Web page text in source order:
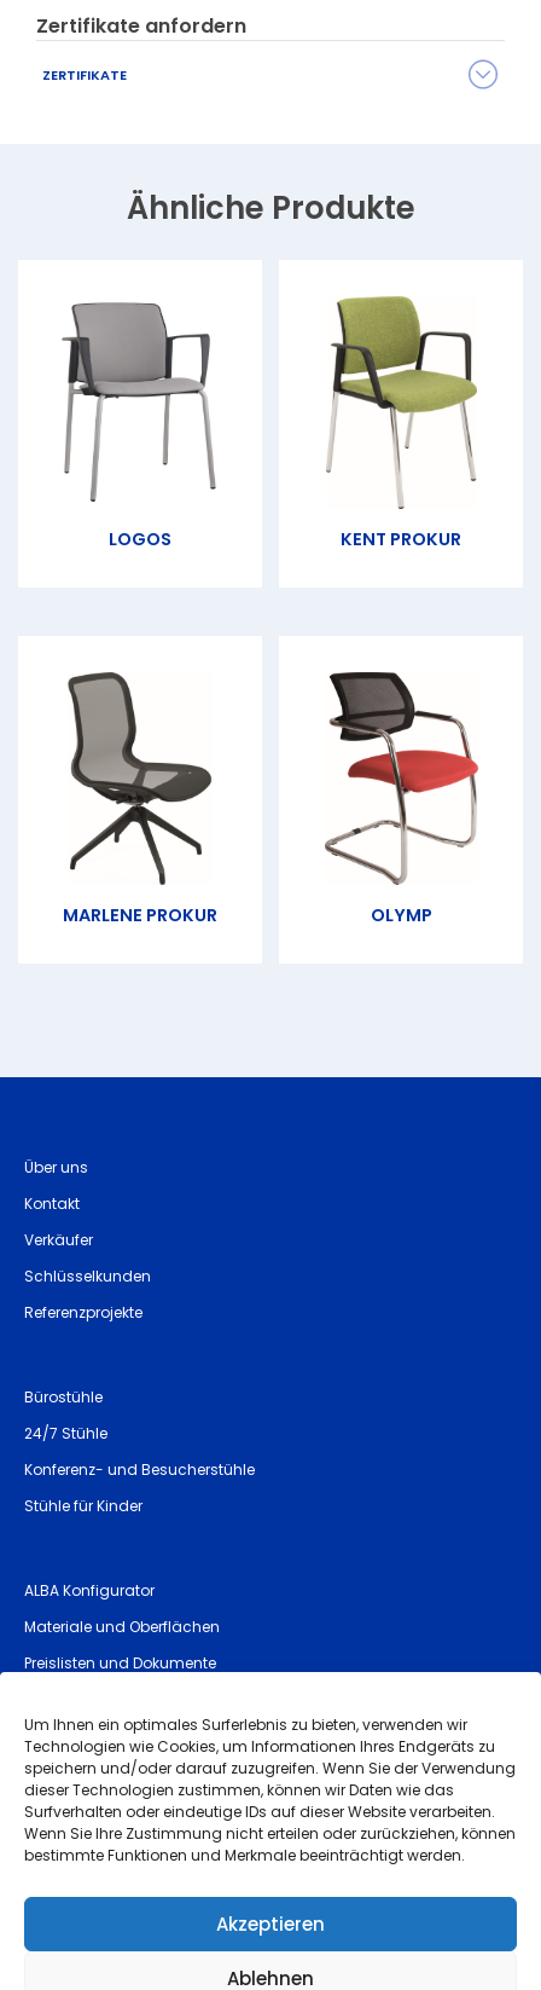
Um Ihnen ein optimales Surferlebnis zu bieten, verwenden wir
Technologien wie Cookies, um Informationen Ihres Endgeräts zu
speichern und/oder darauf zuzugreifen. Wenn Sie der Verwendung
dieser Technologien zustimmen, können wir Daten wie das
Surfverhalten oder eindeutige IDs auf dieser Website verarbeiten.
Wenn Sie Ihre Zustimmung nicht erteilen oder zurückziehen, können
bestimmte Funktionen und Merkmale beeinträchtigt werden.
Akzeptieren
Ablehnen
Zertifikate anfordern
ZERTIFIKATE
Parameter bestätigen.
die benötigten Zertifikate bei uns an.
Ähnliche Produkte
LOGOS KENT PROKUR
MARLENE PROKUR OLYMP
Über uns
Kontakt
Verkäufer
Schlüsselkunden
Referenzprojekte
Bürostühle
24/7 Stühle
Konferenz- und Besucherstühle
Stühle für Kinder
ALBA Konfigurator
Materiale und Oberflächen
Preislisten und Dokumente
Impressum
Allgemeine Geschäftsbedingungen
Qualitätsgarantie und Reklamation
Datenschutz